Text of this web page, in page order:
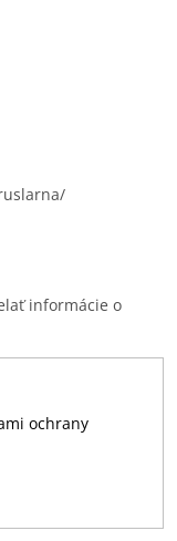
informácie o
ochrany